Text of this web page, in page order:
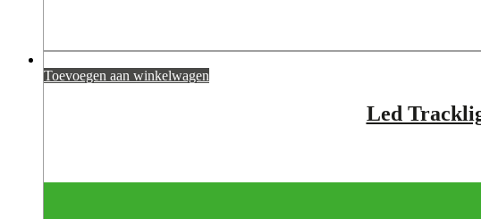
Toevoegen aan winkelwagen
Led